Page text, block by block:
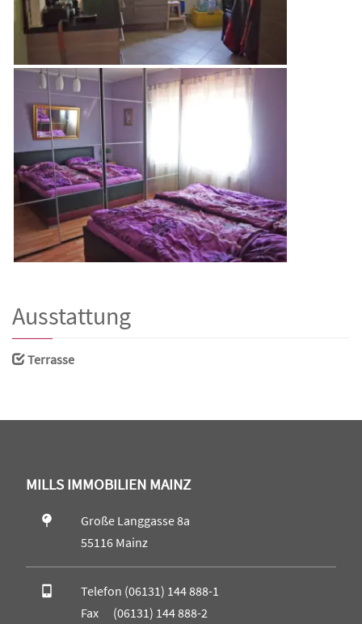
Ausstattung
Terrasse
MILLS IMMOBILIEN MAINZ
Große Langgasse 8a
55116 Mainz
Telefon (06131) 144 888-1
Fax (06131) 144 888-2